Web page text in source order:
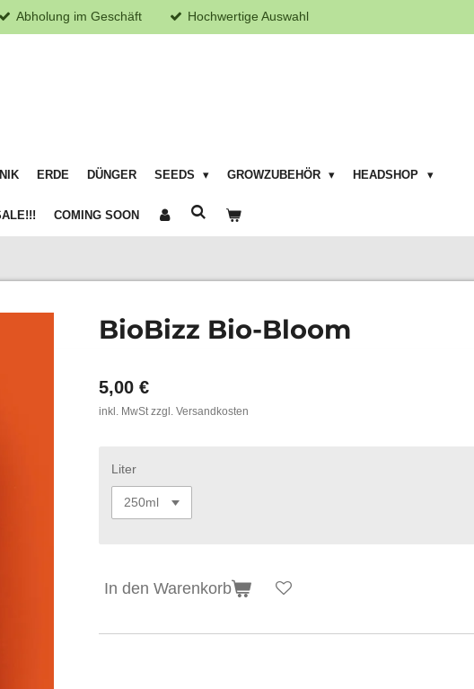
Abholung im Geschäft Hochwertige Auswahl
ERDE DÜNGER SEEDS GROWZUBEHÖR HEADSHOP
COMING SOON
BioBizz Bio-Bloom
5,00 €
inkl. MwSt zzgl. Versandkosten
Liter
In den Warenkorb